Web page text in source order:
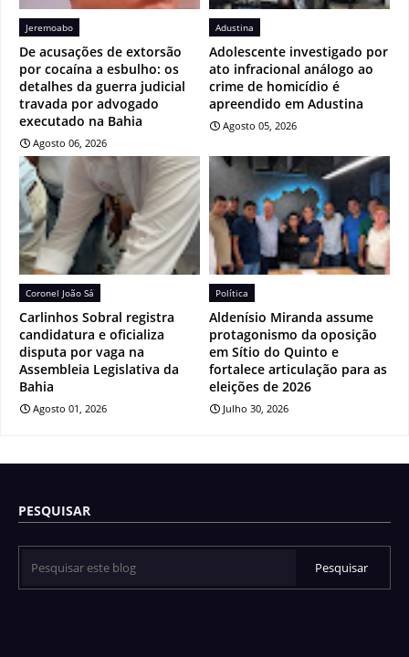
Jeremoabo
De acusações de extorsão
por cocaína a esbulho: os
detalhes da guerra judicial
travada por advogado
executado na Bahia
Agosto 06, 2026
Adustina
Adolescente investigado por
ato infracional análogo ao
crime de homicídio é
apreendido em Adustina
Agosto 05, 2026
Coronel João Sá
Carlinhos Sobral registra
candidatura e oficializa
disputa por vaga na
Assembleia Legislativa da
Bahia
Agosto 01, 2026
Política
Aldenísio Miranda assume
protagonismo da oposição
em Sítio do Quinto e
fortalece articulação para as
eleições de 2026
Julho 30, 2026
PESQUISAR